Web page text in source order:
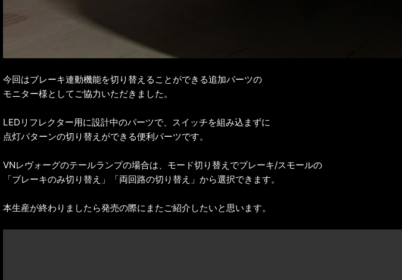
今回はブレーキ連動機能を切り替えることができる追加パーツの
モニター様としてご協力いただきました。
LEDリフレクター用に設計中のパーツで、スイッチを組み込まずに
点灯パターンの切り替えができる便利パーツです。
VNレヴォーグのテールランプの場合は、モード切り替えでブレーキ/スモールの
「ブレーキのみ切り替え」「両回路の切り替え」から選択できます。
本生産が終わりましたら発売の際にまたご紹介したいと思います。